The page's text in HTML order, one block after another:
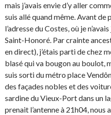
mais j’avais envie d’y aller
suis allé quand même. Avant de
l’adresse du Costes, où je
Saint-Honoré. Par crainte
en direct), j’étais parti de chez
blasé qui va bougon au boulot,
suis sorti du métro place
des façades nobles et des
sardine du Vieux-Port dans un
prenait l’antenne à 21h04,